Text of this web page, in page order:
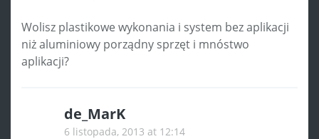
Wolisz plastikowe wykonania i system bez aplikacji
niż aluminiowy porządny sprzęt i mnóstwo
aplikacji?
de_MarK
6 listopada, 2013 at 12:14